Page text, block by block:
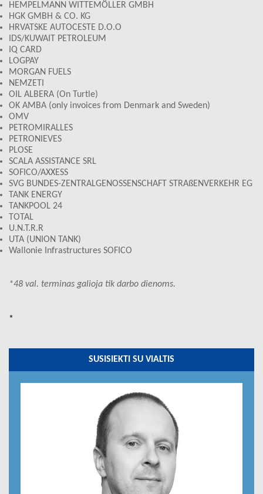
HEMPELMANN WITTEMÖLLER GMBH
HGK GMBH & CO. KG
HRVATSKE AUTOCESTE D.O.O
IDS/KUWAIT PETROLEUM
IQ CARD
LOGPAY
MORGAN FUELS
NEMZETI
OIL ALBERA (On Turtle)
OK AMBA (only invoices from Denmark and Sweden)
OMV
PETROMIRALLES
PETRONIEVES
PLOSE
SCALA ASSISTANCE SRL
SOFICO/AXXESS
SVG BUNDES-ZENTRALGENOSSENSCHAFT STRAßENVERKEHR EG
TANK ENERGY
TANKPOOL 24
TOTAL
U.N.T.R.R
UTA (UNION TANK)
Wallonie Infrastructures SOFICO
*48 val. terminas galioja tik darbo dienoms.
*
SUSISIEKTI SU VIALTIS